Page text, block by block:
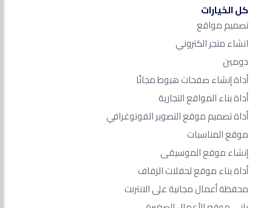
كل الخيارات
تصميم مواقع
انشاء متجر الكتروني
دومين
أداة إنشاء صفحات هبوط مجانًا
أداة بناء المواقع التجارية
أداة تصميم موقع التصوير الفوتوغرافي
موقع المناسبات
إنشاء موقع الموسيقى
أداة بناء موقع لحفلات الزفاف
محفظة أعمال مجانية على الانترنت